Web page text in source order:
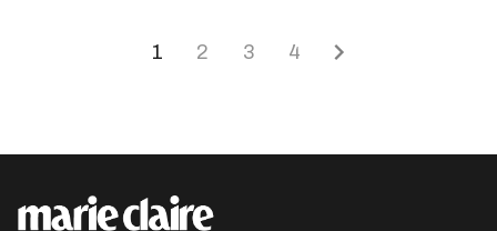
1 2 3 4